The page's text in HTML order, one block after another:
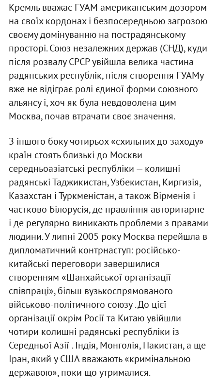
Кремль вважає ГУАМ американським дозором
на своїх кордонах і безпосередньою загрозою
своєму домінуванню на пострадянському
просторі. Союз незалежних держав (СНД), куди
після розвалу СРСР увійшла велика частина
радянських республік, після створення ГУАМу
вже не відіграє ролі єдиної форми союзного
альянсу і, хоч як була невдоволена цим
Москва, почав втрачати своє значення.
З іншого боку чотирьох «схильних до заходу»
країн стоять близькі до Москви
середньоазіатські республіки — колишні
радянські Таджикистан, Узбекистан, Киргизія,
Казахстан і Туркменістан, а також Вірменія і
частково Білорусія, де правління авторитарне
і де регулярно виникають проблеми з правами
людини. У липні 2005 року Москва перейшла в
дипломатичний контрнаступ: російсько-
китайські переговори завершилися
створенням «Шанхайської організації
співпраці», більш вузькоспрямованого
військово-політичного союзу . До цієї
організації окрім Росії та Китаю увійшли
чотири колишні радянські республіки із
Середньої Азії . Індія, Монголія, Пакистан, а ще
Іран, який у США вважають «кримінальною
державою», поки що утрималися.